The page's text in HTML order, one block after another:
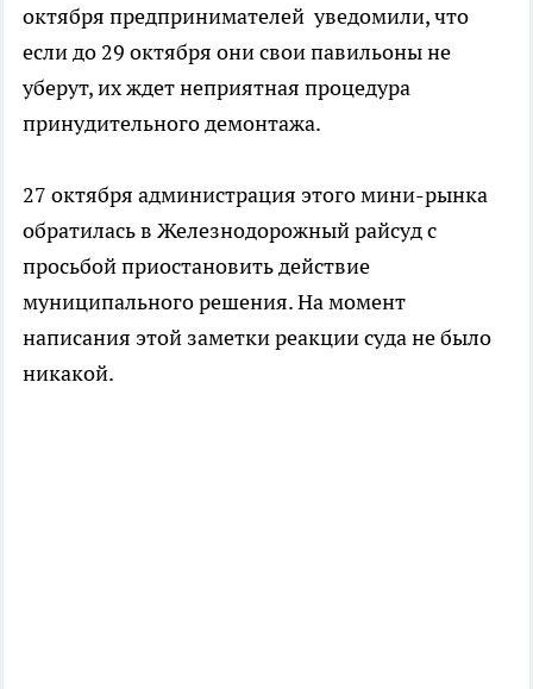
октября предпринимателей уведомили, что
если до 29 октября они свои павильоны не
уберут, их ждет неприятная процедура
принудительного демонтажа.
27 октября администрация этого мини-рынка
обратилась в Железнодорожный райсуд с
просьбой приостановить действие
муниципального решения. На момент
написания этой заметки реакции суда не было
никакой.